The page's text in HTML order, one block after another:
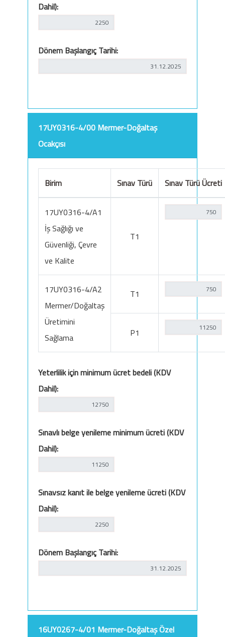
Dahil):
Dönem Başlangıç Tarihi:
17UY0316-4/00 Mermer-Doğaltaş
Ocakçısı
Birim Sınav Türü Sınav Türü Ücreti
17UY0316-4/A1
İş Sağlığı ve
Güvenliği, Çevre
ve Kalite
T1
17UY0316-4/A2
Mermer/Doğaltaş
Üretimini
Sağlama
T1
P1
Yeterlilik için minimum ücret bedeli (KDV
Dahil):
Sınavlı belge yenileme minimum ücreti (KDV
Dahil):
Sınavsız kanıt ile belge yenileme ücreti (KDV
Dahil):
Dönem Başlangıç Tarihi:
16UY0267-4/01 Mermer-Doğaltaş Özel